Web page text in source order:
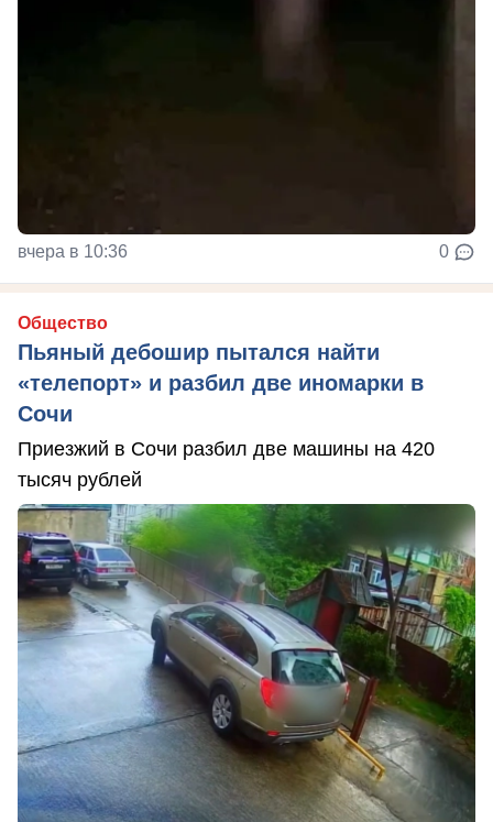
вчера в 10:36 0
Общество
Пьяный дебошир пытался найти
«телепорт» и разбил две иномарки в
Сочи
Приезжий в Сочи разбил две машины на 420
тысяч рублей